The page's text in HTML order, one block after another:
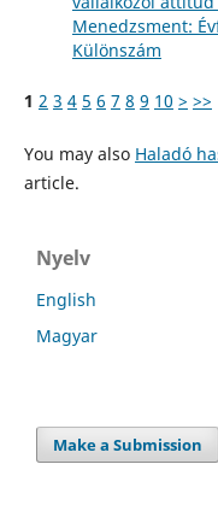
Menedzsment:
Különszám
1 2 3 4 5 6 7 8 9 10 > >>
You may also Haladó
article.
Nyelv
English
Magyar
Make a Submission